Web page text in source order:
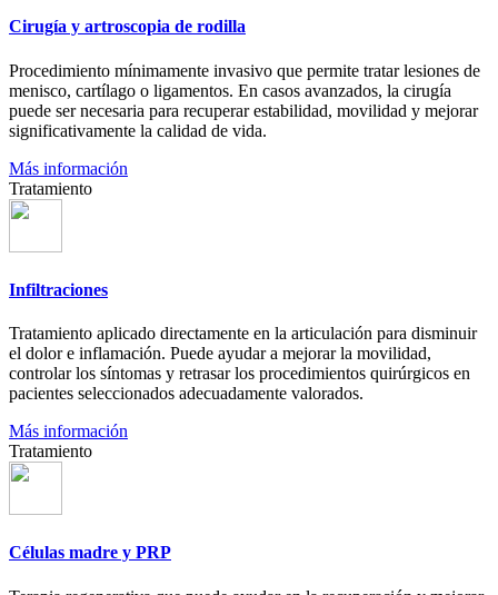
Cirugía y artroscopia de rodilla
Procedimiento mínimamente invasivo que permite tratar lesiones de
menisco, cartílago o ligamentos. En casos avanzados, la cirugía
puede ser necesaria para recuperar estabilidad, movilidad y mejorar
significativamente la calidad de vida.
Más información
Tratamiento
Infiltraciones
Tratamiento aplicado directamente en la articulación para disminuir
el dolor e inflamación. Puede ayudar a mejorar la movilidad,
controlar los síntomas y retrasar los procedimientos quirúrgicos en
pacientes seleccionados adecuadamente valorados.
Más información
Tratamiento
Células madre y PRP